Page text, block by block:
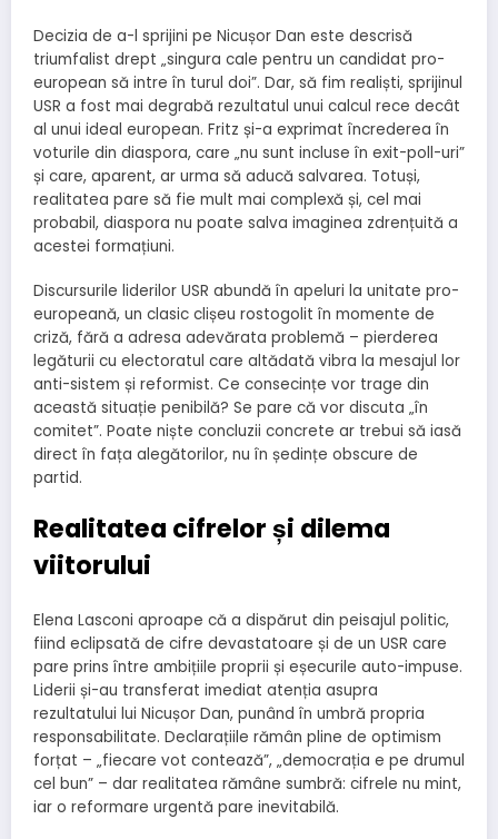
Decizia de a-l sprijini pe Nicușor Dan este descrisă
triumfalist drept „singura cale pentru un candidat pro-
european să intre în turul doi”. Dar, să fim realiști, sprijinul
USR a fost mai degrabă rezultatul unui calcul rece decât
al unui ideal european. Fritz și-a exprimat încrederea în
voturile din diaspora, care „nu sunt incluse în exit-poll-uri”
și care, aparent, ar urma să aducă salvarea. Totuși,
realitatea pare să fie mult mai complexă și, cel mai
probabil, diaspora nu poate salva imaginea zdrențuită a
acestei formațiuni.
Discursurile liderilor USR abundă în apeluri la unitate pro-
europeană, un clasic clișeu rostogolit în momente de
criză, fără a adresa adevărata problemă – pierderea
legăturii cu electoratul care altădată vibra la mesajul lor
anti-sistem și reformist. Ce consecințe vor trage din
această situație penibilă? Se pare că vor discuta „în
comitet”. Poate niște concluzii concrete ar trebui să iasă
direct în fața alegătorilor, nu în ședințe obscure de
partid.
Realitatea cifrelor și dilema
viitorului
Elena Lasconi aproape că a dispărut din peisajul politic,
fiind eclipsată de cifre devastatoare și de un USR care
pare prins între ambițiile proprii și eșecurile auto-impuse.
Liderii și-au transferat imediat atenția asupra
rezultatului lui Nicușor Dan, punând în umbră propria
responsabilitate. Declarațiile rămân pline de optimism
forțat – „fiecare vot contează”, „democrația e pe drumul
cel bun” – dar realitatea rămâne sumbră: cifrele nu mint,
iar o reformare urgentă pare inevitabilă.